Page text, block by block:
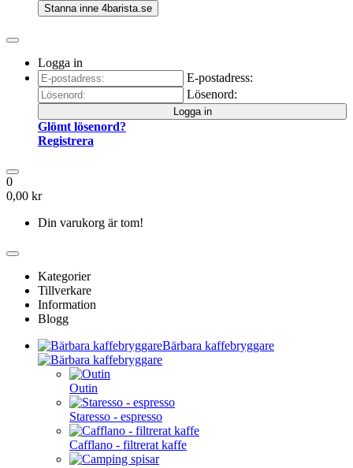
Stanna inne 4barista.se
Logga in
E-postadress:
Lösenord:
Logga in
Glömt lösenord?
Registrera
0
0,00 kr
Din varukorg är tom!
Kategorier
Tillverkare
Information
Blogg
Bärbara kaffebryggare
Outin
Staresso - espresso
Cafflano - filtrerat kaffe